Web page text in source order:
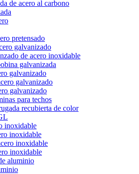
de acero al carbono
pretensado
galvanizado
de acero inoxidable
galvanizada
galvanizado
galvanizado
galvanizado
para techos
recubierta de color
inoxidable
inoxidable
inoxidable
inoxidable
aluminio